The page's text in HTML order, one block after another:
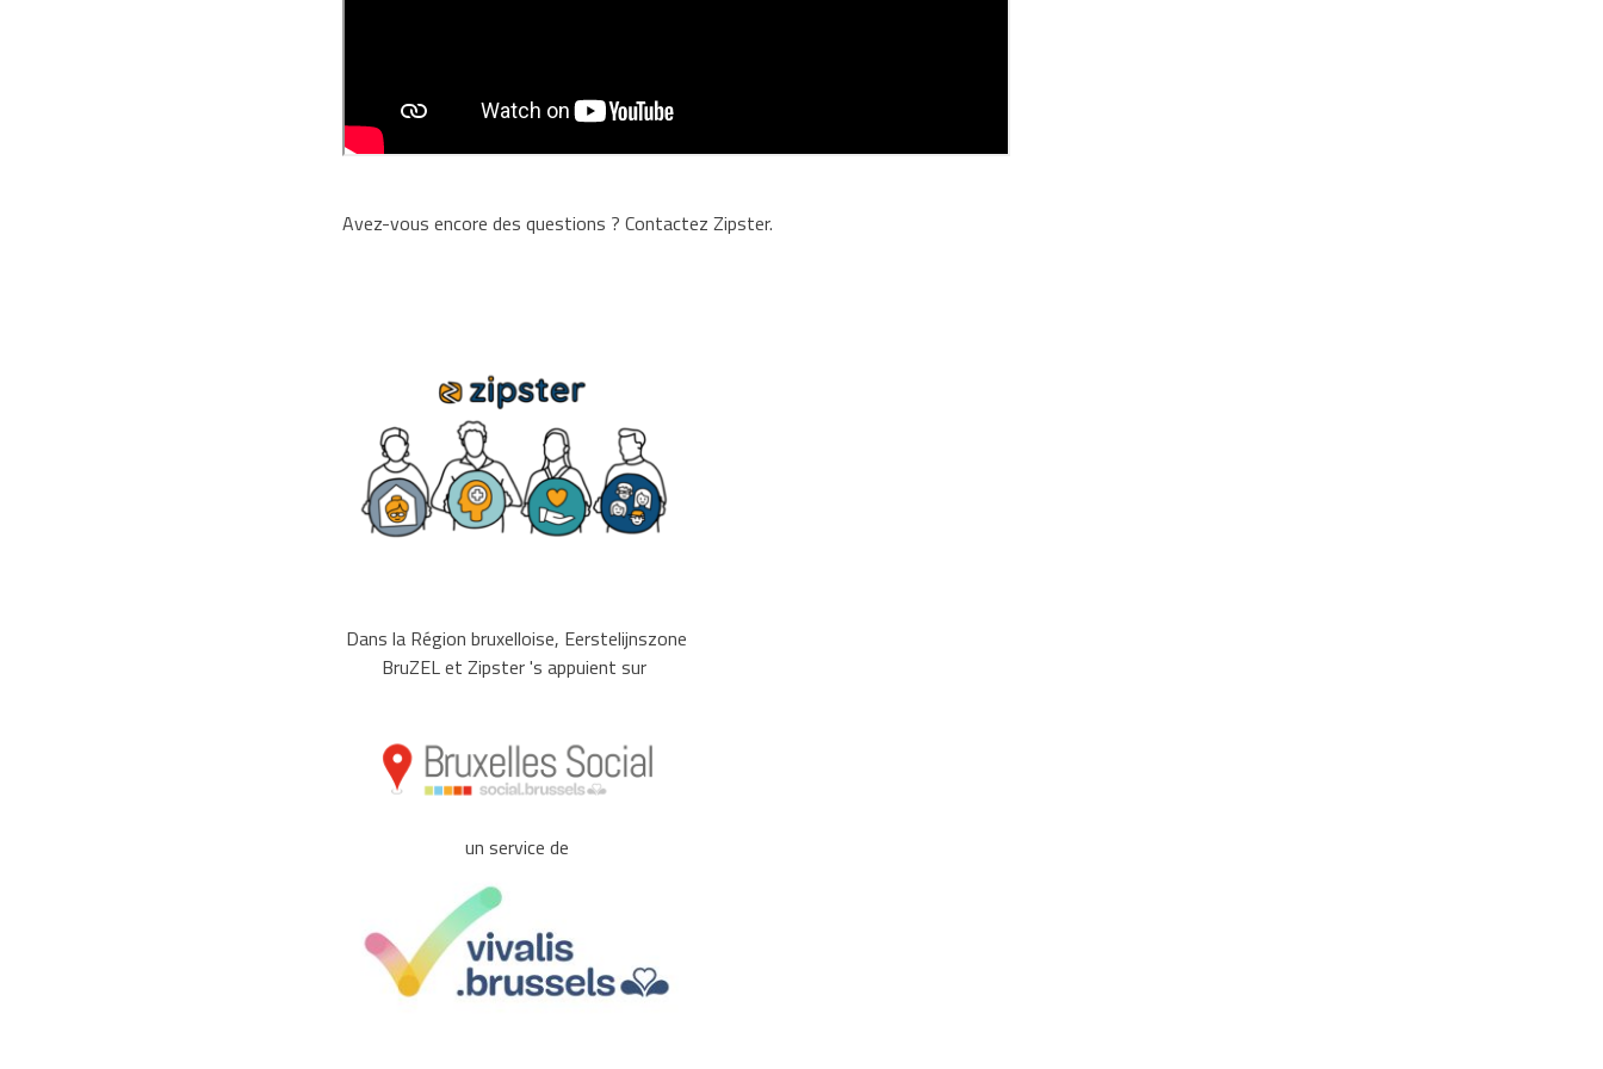
Avez-vous encore des questions ? Contactez Zipster.
Dans la Région bruxelloise, Eerstelijnszone
BruZEL et Zipster 's appuient sur
un service de